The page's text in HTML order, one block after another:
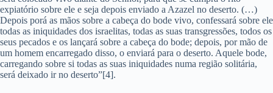
expiatório sobre ele e seja depois enviado a Azazel no deserto. (…)
Depois porá as mãos sobre a cabeça do bode vivo, confessará sobre ele
todas as iniquidades dos israelitas, todas as suas transgressões, todos os
seus pecados e os lançará sobre a cabeça do bode; depois, por mão de
um homem encarregado disso, o enviará para o deserto. Aquele bode,
carregando sobre si todas as suas iniquidades numa região solitária,
será deixado ir no deserto”[4].